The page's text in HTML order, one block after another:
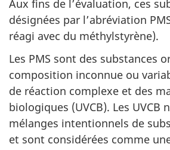
Aux fins de l’évaluation, ces
désignées par l’abréviation
réagi avec du méthylstyrène).
Les PMS sont des substances
composition inconnue ou
de réaction complexe et des
biologiques (UVCB). Les UVCB
mélanges intentionnels de
et sont considérées comme